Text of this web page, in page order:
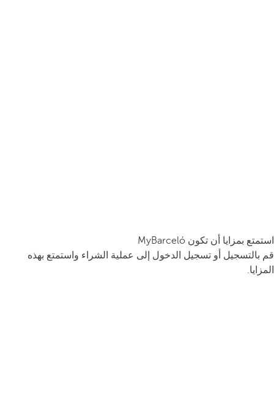
استمتع بمزايا أن تكون MyBarceló
قم بالتسجيل أو تسجيل الدخول إلى عملية الشراء واستمتع بهذه
المزايا.